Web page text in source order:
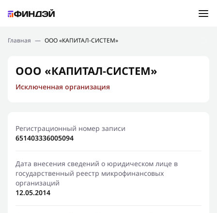
Подбор займа
Новости
Финансовое просвещение
Главная — ООО «КАПИТАЛ-СИСТЕМ»
ООО «КАПИТАЛ-СИСТЕМ»
Исключенная организация
Регистрационный номер записи
651403336005094
Дата внесения сведений о юридическом лице в
государственный реестр микрофинансовых
организаций
12.05.2014
Ошибка:Контактная форма не найдена.
Спасибо, что написали нам
Мы свяжемся с Вами в ближайшее время и сообщим
результат
Отправить новый запрос